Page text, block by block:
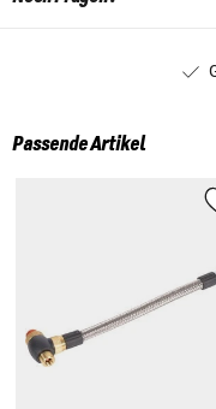
Passende Artikel